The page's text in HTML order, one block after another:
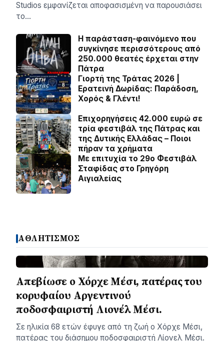
Studios εμφανίζεται αποφασισμένη να παρουσιάσει
το…
Η παράσταση-φαινόμενο που
συγκίνησε περισσότερους από
250.000 θεατές έρχεται στην
Πάτρα
Γιορτή της Τράτας 2026 |
Ερατεινή Δωρίδας: Παράδοση,
Χορός & Γλέντι!
Επιχορηγήσεις 42.000 ευρώ σε
τρία φεστιβάλ της Πάτρας και
της Δυτικής Ελλάδας – Ποιοι
πήραν τα χρήματα
Με επιτυχία το 29ο Φεστιβάλ
Σταφίδας στο Γρηγόρη
Aιγιαλείας
ΑΘΛΗΤΙΣΜΟΣ
Απεβίωσε ο Χόρχε Μέσι, πατέρας του
κορυφαίου Αργεντινού
ποδοσφαιριστή Λιονέλ Μέσι.
Σε ηλικία 68 ετών έφυγε από τη ζωή ο Χόρχε Μέσι,
πατέρας του διάσημου ποδοσφαιριστή Λίονελ Μέσι.